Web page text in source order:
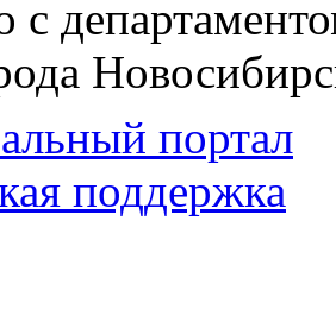
с
портал
поддержка